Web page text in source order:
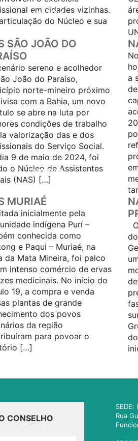
em cidades vizinhas.
do Núcleo e sua
SAIBA MAIS...
SÃO JOÃO DO
sereno e acolhedor
João do Paraíso,
norte-mineiro próximo
com a Bahia, um novo
se abre na luta por
condições de trabalho
valorização das e dos
do Serviço Social.
9 de maio de 2024, foi
o Núcleo de Assistentes
(NAS) […]
SAIBA MAIS...
a
MURIAÉ
inicialmente pela
indígena Purí –
conhecida como
e Paqui – Muriaé, na
da Mata Mineira, foi palco
intenso comércio de ervas
medicinais. No início do
19, a compra e venda
plantas de grande
dos povos
da região
para povoar o
[…]
SAIBA MAIS...
CONSELHO
Rua